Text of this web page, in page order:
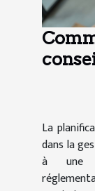
La
dans la
à une